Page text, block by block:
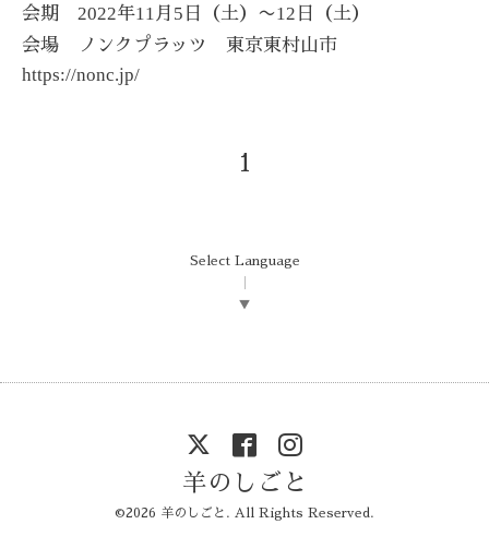
会期 2022年11 月 5 日（土）〜12 日（土）
会場 ノンクプラッツ 東京東村山市
https://nonc.jp/
1
Select Language
▼
羊のしごと
©2026 羊のしごと . All Rights Reserved.